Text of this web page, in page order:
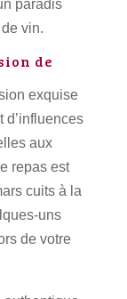
paradis
vin.
de
exquise
d’influences
aux
repas est
cuits à la
uns
de votre